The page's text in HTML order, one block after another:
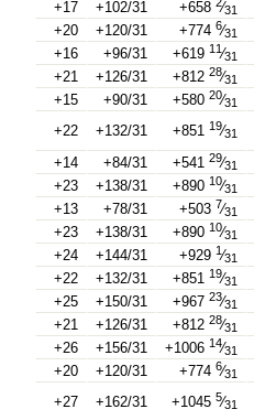
+17
+102/31 +6582⁄31
+20
+120/31 +7746⁄31
+16
+96/31 +61911⁄31
+21
+126/31 +81228⁄31
+15
+90/31 +58020⁄31
+22
+132/31 +85119⁄31
+14
+84/31 +54129⁄31
+23
+138/31 +89010⁄31
+13
+78/31 +503 7⁄31
+23
+138/31 +89010⁄31
+24
+144/31 +9291⁄31
+22
+132/31 +85119⁄31
+25
+150/31 +96723⁄31
+21
+126/31 +81228⁄31
+26
+156/31 +100614⁄31
+20
+120/31 +7746⁄31
+27
+162/31 +10455⁄31